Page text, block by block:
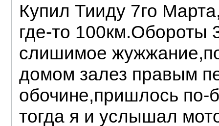
Купил Тииду 7го
где-то 100км.Обороты
слишимое
домом залез правым
обочине,пришлось по-
тогда я и услышал